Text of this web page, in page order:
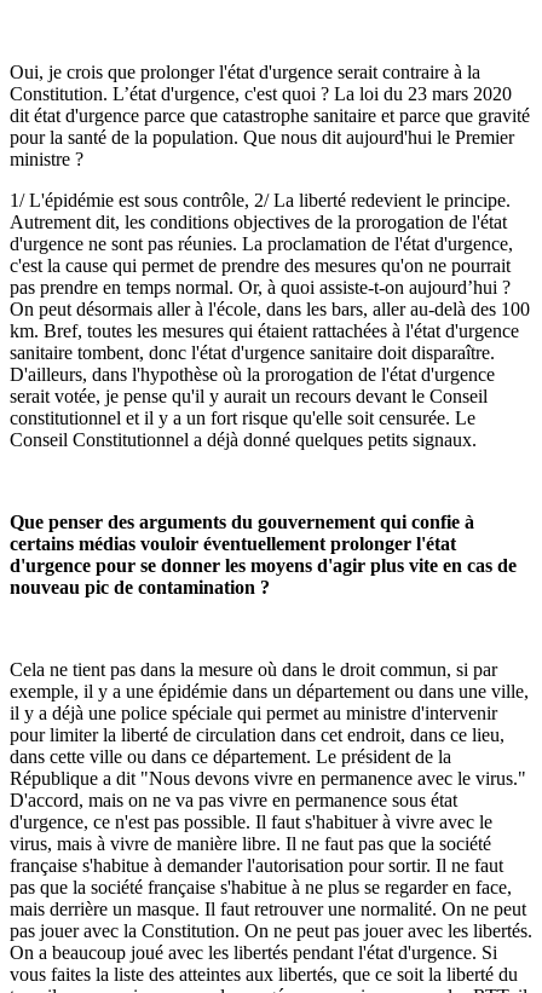
Oui, je crois que prolonger l'état d'urgence serait contraire à la
Constitution. L’état d'urgence, c'est quoi ? La loi du 23 mars 2020
dit état d'urgence parce que catastrophe sanitaire et parce que gravité
pour la santé de la population. Que nous dit aujourd'hui le Premier
ministre ?
1/ L'épidémie est sous contrôle, 2/ La liberté redevient le principe.
Autrement dit, les conditions objectives de la prorogation de l'état
d'urgence ne sont pas réunies. La proclamation de l'état d'urgence,
c'est la cause qui permet de prendre des mesures qu'on ne pourrait
pas prendre en temps normal. Or, à quoi assiste-t-on aujourd’hui ?
On peut désormais aller à l'école, dans les bars, aller au-delà des 100
km. Bref, toutes les mesures qui étaient rattachées à l'état d'urgence
sanitaire tombent, donc l'état d'urgence sanitaire doit disparaître.
D'ailleurs, dans l'hypothèse où la prorogation de l'état d'urgence
serait votée, je pense qu'il y aurait un recours devant le Conseil
constitutionnel et il y a un fort risque qu'elle soit censurée. Le
Conseil Constitutionnel a déjà donné quelques petits signaux.
Que penser des arguments du gouvernement qui confie à
certains médias vouloir éventuellement prolonger l'état
d'urgence pour se donner les moyens d'agir plus vite en cas de
nouveau pic de contamination ?
Cela ne tient pas dans la mesure où dans le droit commun, si par
exemple, il y a une épidémie dans un département ou dans une ville,
il y a déjà une police spéciale qui permet au ministre d'intervenir
pour limiter la liberté de circulation dans cet endroit, dans ce lieu,
dans cette ville ou dans ce département. Le président de la
République a dit "Nous devons vivre en permanence avec le virus."
D'accord, mais on ne va pas vivre en permanence sous état
d'urgence, ce n'est pas possible. Il faut s'habituer à vivre avec le
virus, mais à vivre de manière libre. Il ne faut pas que la société
française s'habitue à demander l'autorisation pour sortir. Il ne faut
pas que la société française s'habitue à ne plus se regarder en face,
mais derrière un masque. Il faut retrouver une normalité. On ne peut
pas jouer avec la Constitution. On ne peut pas jouer avec les libertés.
On a beaucoup joué avec les libertés pendant l'état d'urgence. Si
vous faites la liste des atteintes aux libertés, que ce soit la liberté du